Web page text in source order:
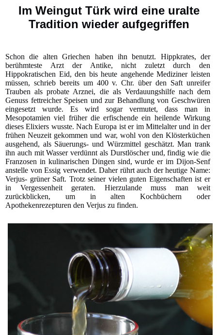
Im Weingut Türk wird eine uralte
Tradition wieder aufgegriffen
Schon die alten Griechen haben ihn benutzt. Hippkrates, der
berühmteste Arzt der Antike, nicht zuletzt durch den
Hippokratischen Eid, den bis heute angehende Mediziner leisten
müssen, schrieb bereits um 400 v. Chr. über den Saft unreifer
Trauben als probate Arznei, die als Verdauungshilfe nach dem
Genuss fettreicher Speisen und zur Behandlung von Geschwüren
eingesetzt wurde. Es wird sogar vermutet, dass man in
Mesopotamien viel früher die erfischende ein heilende Wirkung
dieses Elixiers wusste. Nach Europa ist er im Mittelalter und in der
frühen Neuzeit gekommen und war, wohl von den Klösterküchen
ausgehend, als Säuerungs- und Würzmittel geschätzt. Man trank
ihn auch mit Wasser verdünnt als Durstlöscher und, findig wie die
Franzosen in kulinarischen Dingen sind, wurde er im Dijon-Senf
anstelle von Essig verwendet. Daher rührt auch der heutige Name:
Verjus- grüner Saft. Trotz seiner vielen guten Eigenschaften ist er
in Vergessenheit geraten. Hierzulande muss man weit
zurückblicken, um in alten Kochbüchern oder
Apothekenrezepturen den Verjus zu finden.